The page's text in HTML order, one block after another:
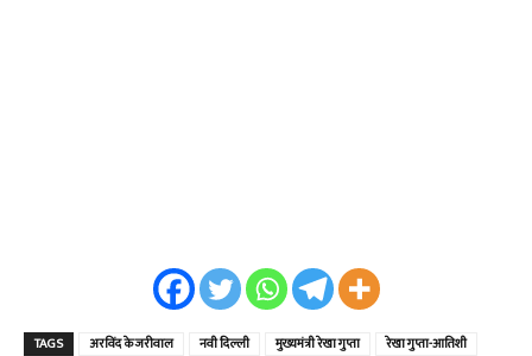
TAGS अरविंद केजरीवाल नवी दिल्ली मुख्यमंत्री रेखा गुप्ता रेखा गुप्ता-आतिशी